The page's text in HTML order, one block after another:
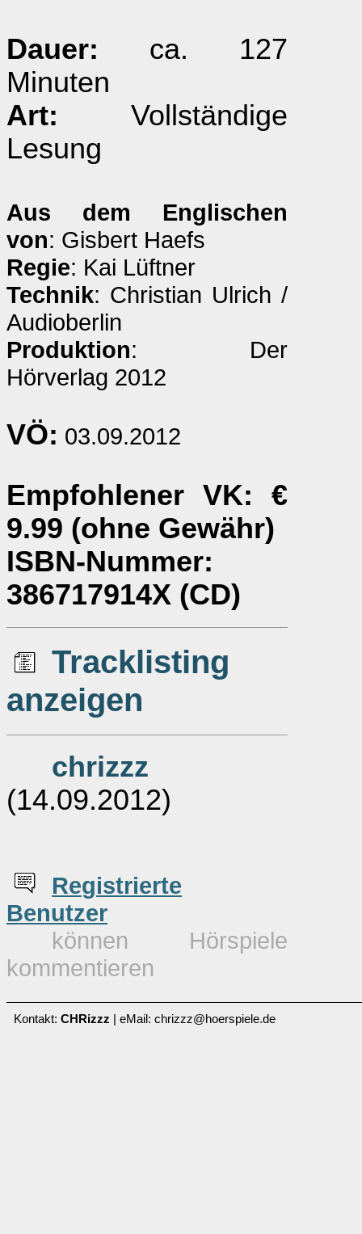
Dauer: ca. 127
Minuten
Art: Vollständige
Lesung
Aus dem Englischen
von: Gisbert Haefs
Regie: Kai Lüftner
Technik: Christian Ulrich /
Audioberlin
Produktion: Der
Hörverlag 2012
VÖ: 03.09.2012
Empfohlener VK: €
9.99 (ohne Gewähr)
ISBN-Nummer:
386717914X (CD)
Tracklisting
anzeigen
chrizzz
(14.09.2012)
Registrierte
Benutzer
können Hörspiele
kommentieren
Kontakt: CHRizzz | eMail: chrizzz@hoerspiele.de